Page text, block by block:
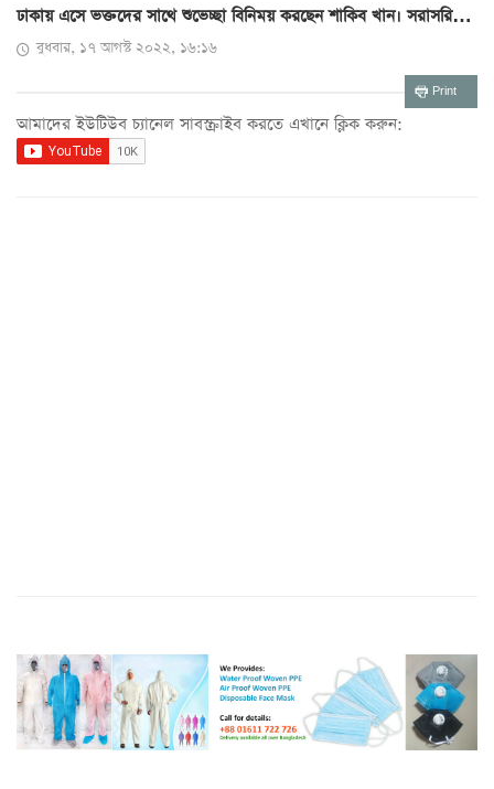
ঢাকায় এসে ভক্তদের সাথে শুভেচ্ছা বিনিময় করছেন শাকিব খান। সরাসরি…
বুধবার, ১৭ আগস্ট ২০২২, ১৬:১৬
Print
আমাদের ইউটিউব চ্যানেল সাবস্ক্রাইব করতে এখানে ক্লিক করুন: